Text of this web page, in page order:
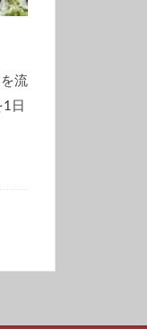
流
日